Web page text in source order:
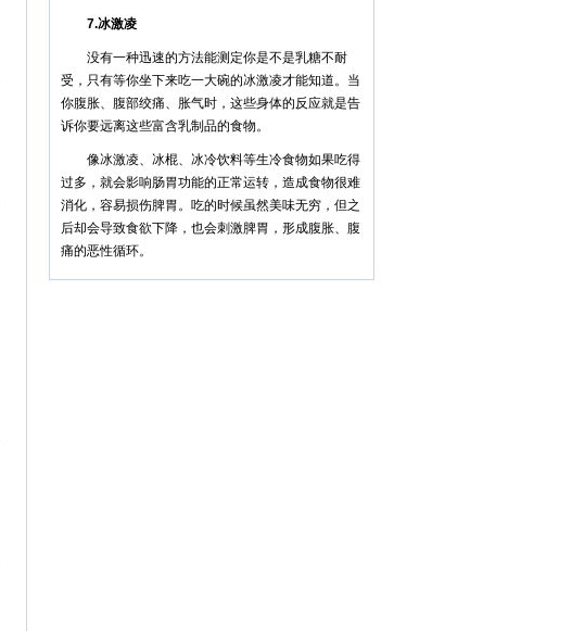
7.冰激凌
没有一种迅速的方法能测定你是不是乳糖不耐
受，只有等你坐下来吃一大碗的冰激凌才能知道。当
你腹胀、腹部绞痛、胀气时，这些身体的反应就是告
诉你要远离这些富含乳制品的食物。
像冰激凌、冰棍、冰冷饮料等生冷食物如果吃得
过多，就会影响肠胃功能的正常运转，造成食物很难
消化，容易损伤脾胃。吃的时候虽然美味无穷，但之
后却会导致食欲下降，也会刺激脾胃，形成腹胀、腹
痛的恶性循环。